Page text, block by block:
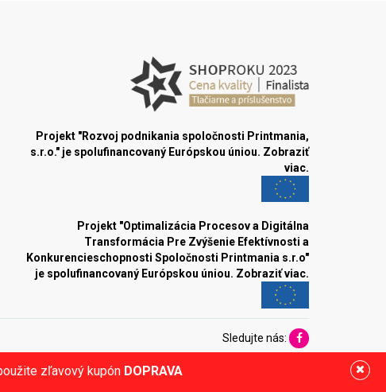
zľavový kupón DOPRAVA
Projekt "Rozvoj podnikania spoločnosti Printmania,
s.r.o." je spolufinancovaný Európskou úniou. Zobraziť
viac.
Projekt "Optimalizácia Procesov a Digitálna
Transformácia Pre Zvýšenie Efektívnosti a
Konkurencieschopnosti Spoločnosti Printmania s.r.o"
je spolufinancovaný Európskou úniou. Zobraziť viac.
Sledujte nás: